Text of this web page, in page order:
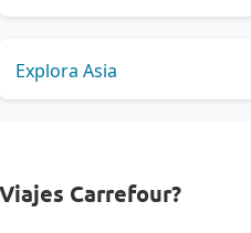
Explora Asia
Carrefour?